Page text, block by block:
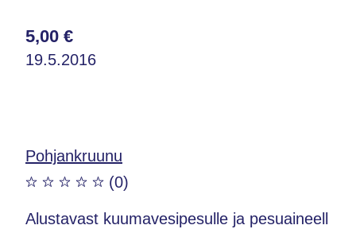
5,00 €
19.5.2016
Pohjankruunu
(0)
Alustavast kuumavesipesulle ja pesuaineell